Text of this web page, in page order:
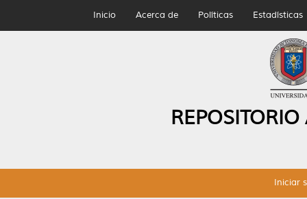
Inicio Acerca de Políticas Estadísticas
Iniciar